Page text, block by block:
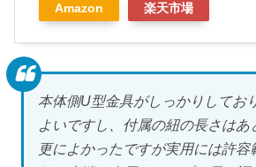
Amazon 楽天市場
本体側U型金具がしっかりしてお
よいですし、付属の紐の長さはあ
更によかったですが実用には許容